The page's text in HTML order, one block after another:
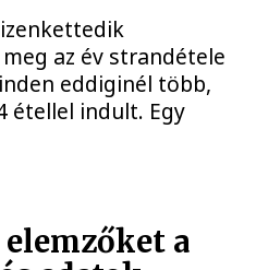
az év strandétele
eddiginél több,
étellel indult. Egy
a